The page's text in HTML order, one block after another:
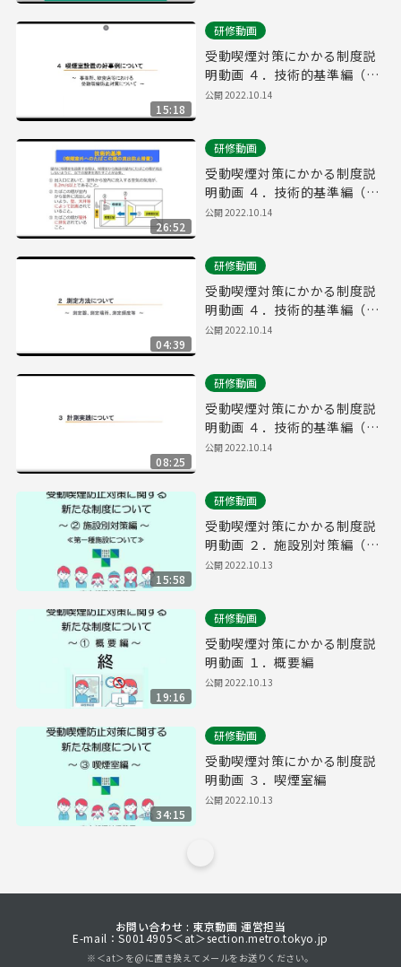
15:18
研修動画
受動喫煙対策にかかる制度説
明動画 ４．技術的基準編（⑤
喫煙室設置の好事例⑥喫煙室
例）
公開2022.10.14
26:52
研修動画
受動喫煙対策にかかる制度説
明動画 ４．技術的基準編（②
健康増進法における技術的基
公開2022.10.14
04:39
研修動画
受動喫煙対策にかかる制度説
明動画 ４．技術的基準編（③
測定方法）
公開2022.10.14
08:25
研修動画
受動喫煙対策にかかる制度説
明動画 ４．技術的基準編（④
計測実践）
公開2022.10.14
15:58
研修動画
受動喫煙対策にかかる制度説
明動画 ２．施設別対策編（①
第一種）
公開2022.10.13
19:16
研修動画
受動喫煙対策にかかる制度説
明動画 １．概要編
公開2022.10.13
34:15
研修動画
受動喫煙対策にかかる制度説
明動画 ３．喫煙室編
公開2022.10.13
お問い合わせ : 東京動画 運営担当
E-mail：S0014905＜at＞section.metro.tokyo.jp
※＜at＞を@に置き換えてメールをお送りください。